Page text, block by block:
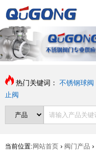
热门关键词： 不锈钢球阀
止阀
当前位置: 网站首页 › 阀门产品 ›